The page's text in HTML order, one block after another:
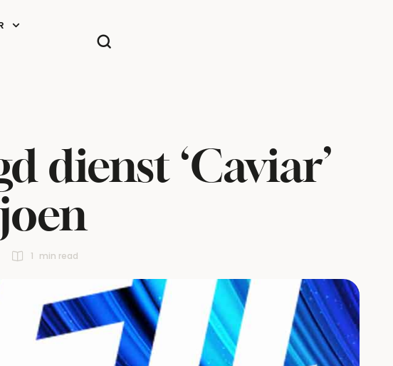
dienst ‘Caviar’
1 min read